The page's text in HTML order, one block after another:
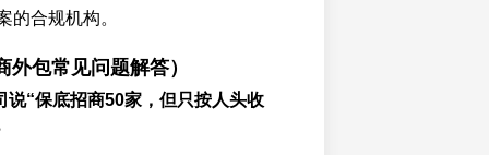
的合规机构。
外包常见问题解答）
说“保底招商50家，但只按人头收